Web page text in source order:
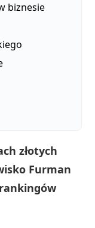
biznesie
złotych
Furman